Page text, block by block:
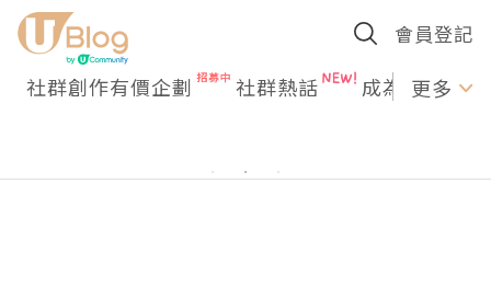
會員登記
社群創作有價企劃 社群熱話 成為U更多